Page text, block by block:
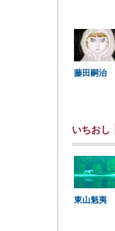
藤田嗣治
いちおし
東山魁夷